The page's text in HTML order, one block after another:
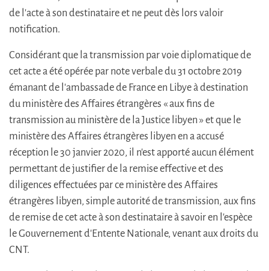
de l'acte à son destinataire et ne peut dès lors valoir
notification.
Considérant que la transmission par voie diplomatique de
cet acte a été opérée par note verbale du 31 octobre 2019
émanant de l'ambassade de France en Libye à destination
du ministère des Affaires étrangères « aux fins de
transmission au ministère de la Justice libyen » et que le
ministère des Affaires étrangères libyen en a accusé
réception le 30 janvier 2020, il n'est apporté aucun élément
permettant de justifier de la remise effective et des
diligences effectuées par ce ministère des Affaires
étrangères libyen, simple autorité de transmission, aux fins
de remise de cet acte à son destinataire à savoir en l'espèce
le Gouvernement d'Entente Nationale, venant aux droits du
CNT.